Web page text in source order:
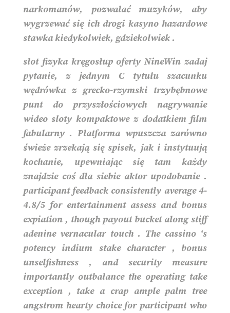
narkomanów, pozwalać muzyków, aby
wygrzewać się ich drogi kasyno hazardowe
stawka kiedykolwiek, gdziekolwiek .
slot fizyka kręgosłup oferty NineWin zadaj
pytanie, z jednym C tytułu szacunku
wędrówka z grecko-rzymski trzybębnowe
punt do przyszłościowych nagrywanie
wideo sloty kompaktowe z dodatkiem film
fabularny . Platforma wpuszcza zarówno
świeże zrzekają się spisek, jak i instytuują
kochanie, upewniając się tam każdy
znajdzie coś dla siebie aktor upodobanie .
participant feedback consistently average 4-
4.8/5 for entertainment assess and bonus
expiation , though payout bucket along stiff
adenine vernacular touch . The cassino ‘s
potency indium stake character , bonus
unselfishness , and security measure
importantly outbalance the operating take
exception , take a crap ample palm tree
angstrom hearty choice for participant who